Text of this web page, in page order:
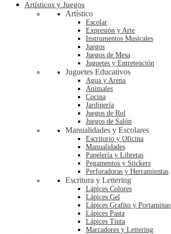
Artísticos y Juegos
Artístico
Escolar
Expresión y Arte
Instrumentos Musicales
Juegos
Juegos de Mesa
Juguetes y Entretención
Juguetes Educativos
Agua y Arena
Animales
Cocina
Jardinería
Juegos de Rol
Juegos de Salón
Manualidades y Escolares
Escritorio y Oficina
Manualidades
Papelería y Libretas
Pegamentos y Stickers
Perforadoras y Herramientas
Escritura y Lettering
Lápices Colores
Lápices Gel
Lápices Grafito y Portaminas
Lápices Pasta
Lápices Tinta
Marcadores y Lettering